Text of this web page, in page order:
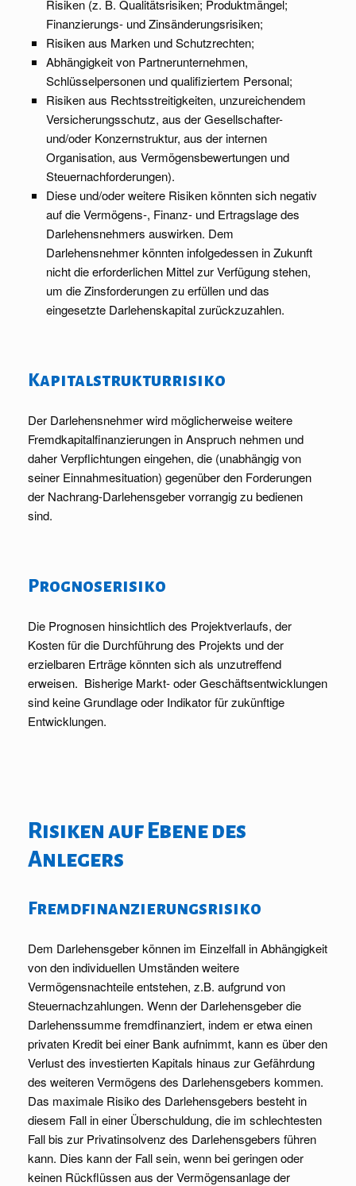
Risiken (z. B. Qualitätsrisiken; Produktmängel;
Finanzierungs- und Zinsänderungsrisiken;
Risiken aus Marken und Schutzrechten;
Abhängigkeit von Partnerunternehmen,
Schlüsselpersonen und qualifiziertem Personal;
Risiken aus Rechtsstreitigkeiten, unzureichendem
Versicherungsschutz, aus der Gesellschafter-
und/oder Konzernstruktur, aus der internen
Organisation, aus Vermögensbewertungen und
Steuernachforderungen).
Diese und/oder weitere Risiken könnten sich negativ
auf die Vermögens-, Finanz- und Ertragslage des
Darlehensnehmers auswirken. Dem
Darlehensnehmer könnten infolgedessen in Zukunft
nicht die erforderlichen Mittel zur Verfügung stehen,
um die Zinsforderungen zu erfüllen und das
eingesetzte Darlehenskapital zurückzuzahlen.
Kapitalstrukturrisiko
Der Darlehensnehmer wird möglicherweise weitere
Fremdkapitalfinanzierungen in Anspruch nehmen und
daher Verpflichtungen eingehen, die (unabhängig von
seiner Einnahmesituation) gegenüber den Forderungen
der Nachrang-Darlehensgeber vorrangig zu bedienen
sind.
Prognoserisiko
Die Prognosen hinsichtlich des Projektverlaufs, der
Kosten für die Durchführung des Projekts und der
erzielbaren Erträge könnten sich als unzutreffend
erweisen. Bisherige Markt- oder Geschäftsentwicklungen
sind keine Grundlage oder Indikator für zukünftige
Entwicklungen.
Risiken auf Ebene des
Anlegers
Fremdfinanzierungsrisiko
Dem Darlehensgeber können im Einzelfall in Abhängigkeit
von den individuellen Umständen weitere
Vermögensnachteile entstehen, z.B. aufgrund von
Steuernachzahlungen. Wenn der Darlehensgeber die
Darlehenssumme fremdfinanziert, indem er etwa einen
privaten Kredit bei einer Bank aufnimmt, kann es über den
Verlust des investierten Kapitals hinaus zur Gefährdung
des weiteren Vermögens des Darlehensgebers kommen.
Das maximale Risiko des Darlehensgebers besteht in
diesem Fall in einer Überschuldung, die im schlechtesten
Fall bis zur Privatinsolvenz des Darlehensgebers führen
kann. Dies kann der Fall sein, wenn bei geringen oder
keinen Rückflüssen aus der Vermögensanlage der